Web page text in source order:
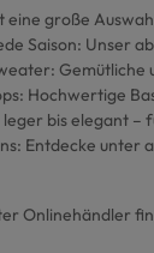
eine große
Saison: Unser
Hochwertige
leger bis elegant –
Entdecke unter
Onlinehändler